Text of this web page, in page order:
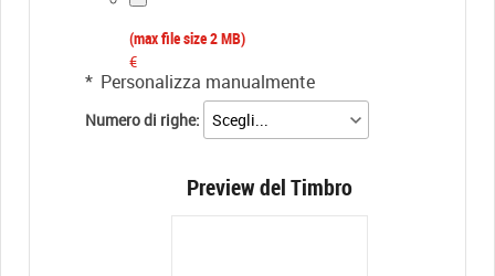
(max file size 2 MB)
€
* Personalizza manualmente
Numero di righe:
Preview del Timbro